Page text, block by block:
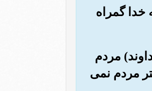
خدا گمراه
مردم
مردم نمی